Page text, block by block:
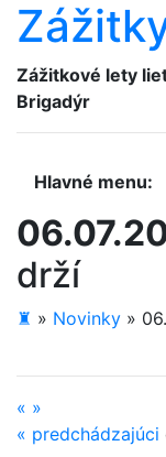
Zážitkové lety
Brigadýr
Hlavné menu:
drží
♜ » Novinky »
« »
« predchádzajúci